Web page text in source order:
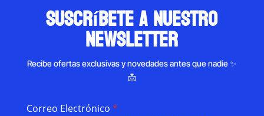
suscríbete a nuestro
newsletter
Recibe ofertas exclusivas y novedades antes que nadie ✨
📩
Correo Electrónico *